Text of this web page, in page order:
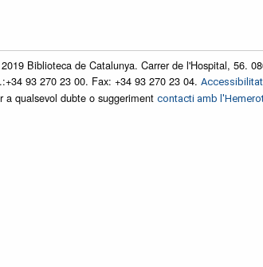
2019 Biblioteca de Catalunya. Carrer de l'Hospital, 56.
93 270 23 00. Fax: +34 93 270 23 04. Accessibilitat
a qualsevol dubte o suggeriment contacti amb